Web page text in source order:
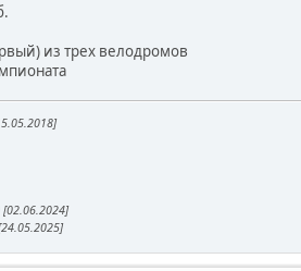
из трех велодромов